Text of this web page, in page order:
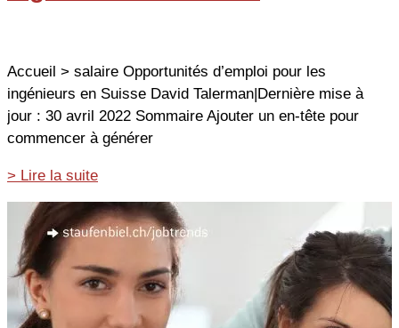
Accueil > salaire Opportunités d’emploi pour les
ingénieurs en Suisse David Talerman|Dernière mise à
jour : 30 avril 2022 Sommaire Ajouter un en-tête pour
commencer à générer
Opportunités
pour
les
ingénieurs
en
Suisse
> Lire la suite